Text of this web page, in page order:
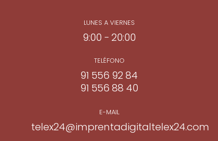
LUNES A VIERNES
9:00 − 20:00
TELÉFONO
91 556 92 84
91 556 88 40
E-MAIL
telex24@imprentadigitaltelex24.com